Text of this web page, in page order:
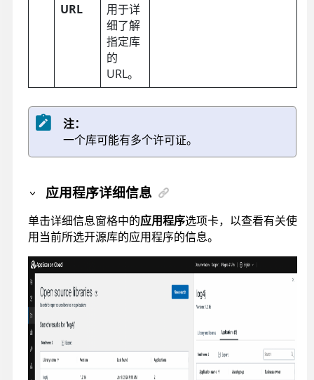
URL
用于详
细了解
指定库
的
URL。
注：
一个库可能有多个许可证。
应用程序详细信息
单击详细信息窗格中的应用程序选项卡，以查看有关使
用当前所选开源库的应用程序的信息。